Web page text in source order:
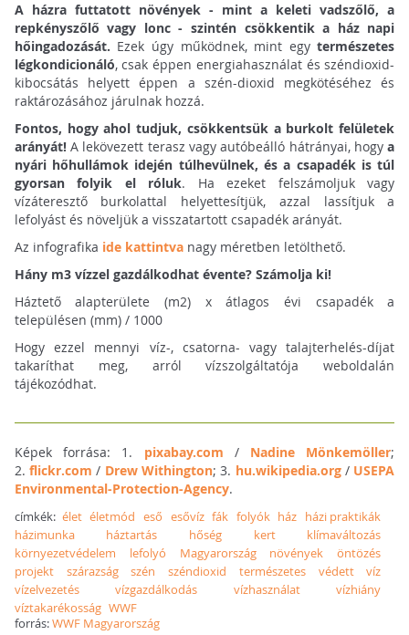
A házra futtatott növények - mint a keleti vadszőlő, a
repkényszőlő vagy lonc - szintén csökkentik a ház napi
hőingadozását. Ezek úgy működnek, mint egytermészetes
légkondicionáló, csak éppen energiahasználat és széndioxid-
kibocsátás helyett éppen a szén-dioxid megkötéséhez és
raktározásához járulnak hozzá.
Fontos, hogy ahol tudjuk, csökkentsük a burkolt felületek
arányát!A lekövezett terasz vagy autóbeálló hátrányai, hogya
nyári hőhullámok idején túlhevülnek, és a csapadék is túl
gyorsan folyik el róluk. Ha ezeket felszámoljuk vagy
vízáteresztő burkolattal helyettesítjük, azzal lassítjuk a
lefolyást és növeljük a visszatartott csapadék arányát.
Az infografika ide kattintvanagy méretben letölthető.
Hány m3 vízzel gazdálkodhat évente? Számolja ki!
Háztető alapterülete (m2) x átlagos évi csapadék a
településen (mm) / 1000
Hogy ezzel mennyi víz-, csatorna- vagy talajterhelés-díjat
takaríthat meg, arról vízszolgáltatója weboldalán
tájékozódhat.
Képek forrása: 1. pixabay.com / Nadine Mönkemöller;
2.flickr.com / Drew Withington; 3. hu.wikipedia.org/ USEPA
Environmental-Protection-Agency.
címkék: élet életmód eső esővíz fák folyók ház házi praktikák
házimunka
háztartás hőség kert
klímaváltozás
környezetvédelem
lefolyó Magyarország növények
öntözés
projekt
szárazság szén széndioxid természetes védett
víz
vízelvezetés
vízgazdálkodás vízhasználat
vízhiány
víztakarékosság WWF
forrás:WWF Magyarország